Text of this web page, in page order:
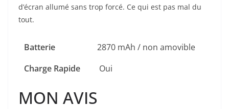
d’écran allumé sans trop forcé. Ce qui est pas mal du
tout.
Batterie
2870 mAh / non amovible
Charge Rapide
Oui
MON AVIS